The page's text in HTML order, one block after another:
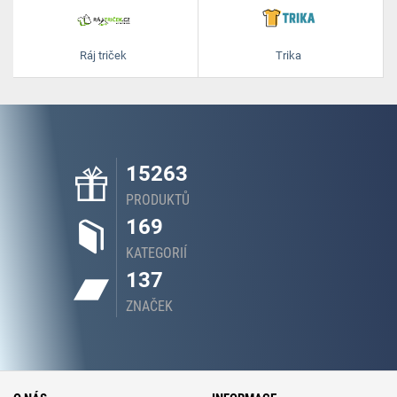
Ráj triček Trika
15263
PRODUKTŮ
169
KATEGORIÍ
137
ZNAČEK